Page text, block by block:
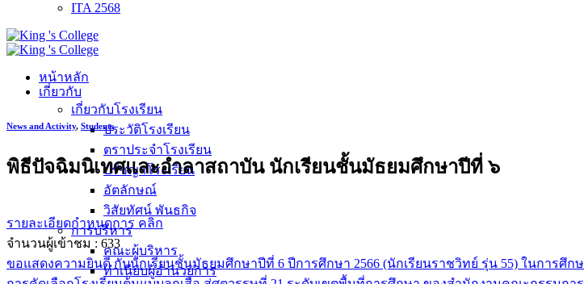
ITA 2568
หน้าหลัก
เกี่ยวกับ
เกี่ยวกับโรงเรียน
ประวัติโรงเรียน
ตราประจำโรงเรียน
ปรัชญาโรงเรียน
อัตลักษณ์
วิสัยทัศน์ พันธกิจ
การบริหาร
คณะผู้บริหาร
ทำเนียบผู้อำนวยการ
News and Activity, Students
พิธีปัจฉิมนิเทศและอำลาสถาบัน นักเรียนชั้นมัธยมศึกษาปีที่ ๖
รายละเอียดกำหนดการ คลิก
จำนวนผู้เข้าชม : 633
ขอแสดงความยินดี กับนักเรียนชั้นมัธยมศึกษาปีที่ 6 ปีการศึกษา 2566 (นักเรียนราชวิทย์ รุ่น 55) ในการศึก